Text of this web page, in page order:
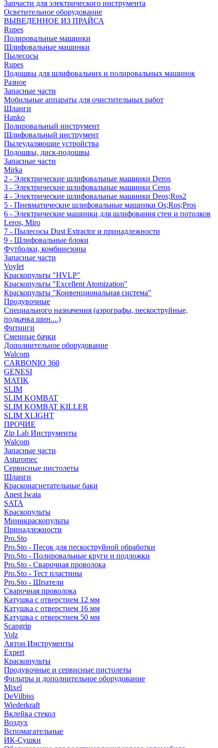
Запчасти для электрического инструмента
Осветительное оборудование
ВЫВЕДЕННОЕ ИЗ ПРАЙСА
Rupes
Полировальные машинки
Шлифовальные машинки
Пылесосы
Rupes
Подошвы для шлифовальних и полировальных машинок
Разное
Запасные части
Мобильные аппараты для очистительных работ
Шланги
Hanko
Полировальный инструмент
Шлифовальный инструмент
Пылеудаляющие устройства
Подошвы, диск-подошвы
Запасные части
Mirka
2 - Электрические шлифовальные машинки Deros
3 - Электрические шлифовальные машинки Ceros
4 - Электрические шлифовальные машинки Deos;Ros2
5 - Пневматические шлифовальные машинки Os;Ros;Pros
6 - Электрические машинки для шлифования стен и потолков
Leros, Miro
7 - Пылесосы Dust Extractor и принадлежности
9 - Шлифовальные блоки
Футболки, комбинезоны
Запасные части
Voylet
Краскопульты "HVLP"
Краскопульты "Excellent Atomization"
Краскопульты "Конвенциональная система"
Продувочные
Специального назначения (аэрографы, пескоструйные,
подкачка шин....)
Фитинги
Сменные бачки
Дополнительное оборудование
Walcom
CARBONIO 360
GENESI
MATIK
SLIM
SLIM KOMBAT
SLIM KOMBAT KILLER
SLIM XLIGHT
ПРОЧИЕ
Zip Lab Инструменты
Walсom
Запасные части
Asturomec
Сервисные пистолеты
Шланги
Красконагнетательные баки
Anest Iwata
SATA
Краскопульты
Миникраскопульты
Принадлежности
Pro.Sto
Pro.Sto - Песок для пескоструйной обработки
Pro.Sto - Полировальные круги и подложки
Pro.Sto - Сварочная проволока
Pro.Sto - Тест пластины
Pro.Sto - Шпатели
Сварочная проволока
Катушка с отверстием 12 мм
Катушка с отверстием 16 мм
Катушка с отверстием 50 мм
Scangrip
Volz
Автон Инструменты
Expert
Краскопульты
Продувочные и сервисные пистолеты
Фильтры и дополнительное оборудование
Mixel
DeVilbiss
Wiederkraft
Вклейка стекол
Воздух
Вспомагательные
ИК-Сушки